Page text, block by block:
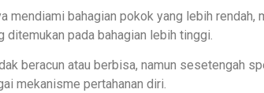
mendiami bahagian pokok yang lebih rendah,
pada bahagian lebih tinggi.
beracun atau berbisa, namun sesetengah
mekanisme pertahanan diri.